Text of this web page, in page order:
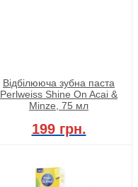
Відбілююча зубна паста
Perlweiss Shine On Acai &
Minze, 75 мл
199 грн.